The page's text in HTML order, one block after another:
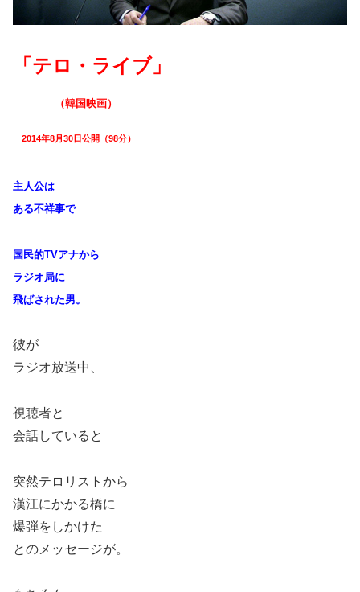
「テロ・ライブ」
（韓国映画）
2014年8月30日公開（98分）
主人公は
ある不祥事で
国民的TVアナから
ラジオ局に
飛ばされた男。
彼が
ラジオ放送中、
視聴者と
会話していると
突然テロリストから
漢江にかかる橋に
爆弾をしかけた
とのメッセージが。